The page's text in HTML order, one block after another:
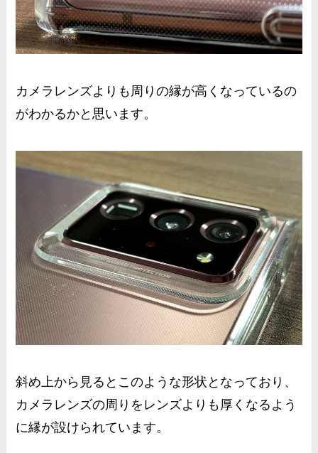
カメラレンズよりも 周りの縁が高くなっているの
がわかるかと思います。
斜め上から見るとこのような形状となっており、
カメラレンズの周りをレンズよりも厚くなるよう
に縁が設けられています。